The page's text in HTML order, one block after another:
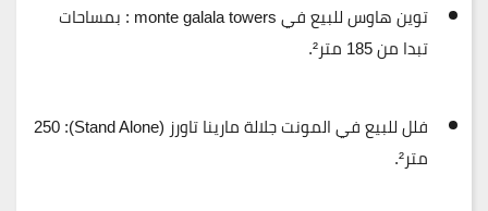
توين هاوس للبيع في monte galala towers : بمساحات
تبدا من
فلل للبيع في المونت جلالة مارينا تاورز (Stand Alone):
250
متر².